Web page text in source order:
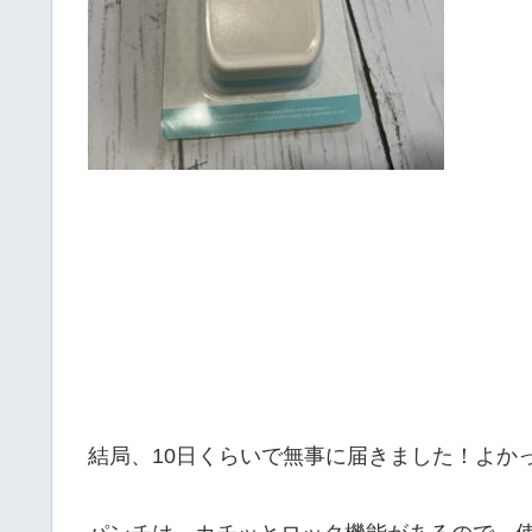
結局、10日くらいで無事に届きました！よか